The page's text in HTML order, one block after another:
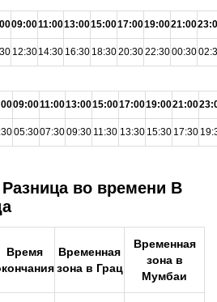
09:0011:0013:0015:0017:0019:0021:00
12:3014:30 16:30 18:3020:3022:3000:30
09:0011:0013:0015:0017:0019:0021:00
05:3007:3009:30 11:30 13:30 15:30 17:30
во времени В
Время
Временная
зона в Грац
Временная
зона в
Мумбаи